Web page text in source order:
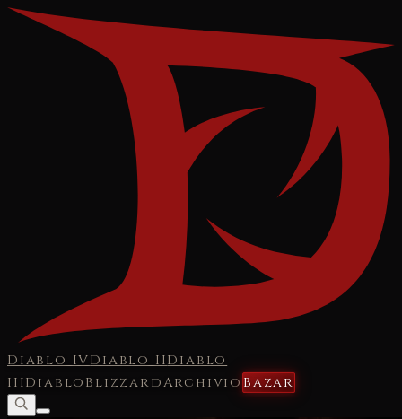
Diablo IVDiablo IIDiablo
IIIDiabloBlizzardArchivioBazar